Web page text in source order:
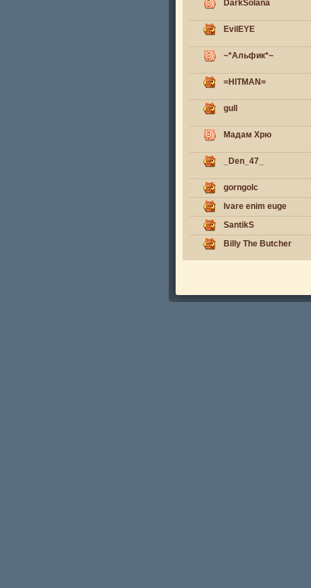
DarkSolana
EvilEYE
~*Альфик*~
=HITMAN=
gull
Мадам Хрю
_Den_47_
gorngolc
Ivare enim euge
SantikS
Billy The Butcher